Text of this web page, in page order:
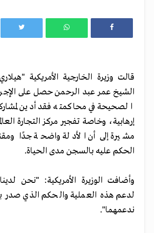
قالت وزيرة الخارجية الأمريكية
الشيخ عمر عبد الرحمن حصل على
الصحيحة في محاكمته فقد أدين
مشيرة إلى أن الأدلة واضحة جدًا
الحكم عليه بالسجن مدى الحياة.
وأضافت الوزيرة الأمريكية: "نحن
لدعم هذه العملية والحكم الذي
ندعمهما".